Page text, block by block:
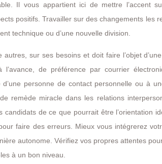
Il vous appartient ici de mettre l’accent
positifs. Travailler sur des changements les
technique ou d’une nouvelle division.
sur ses besoins et doit faire l’objet
de préférence par courrier
personne de contact personnelle ou à
remède miracle dans les relations
de ce que pourrait être l’orientation
faire des erreurs. Mieux vous intégrerez
autonome. Vérifiez vos propres attentes
à un bon niveau.